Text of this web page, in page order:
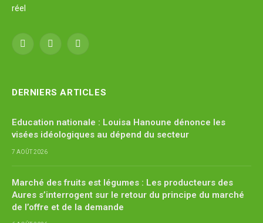
réel
Facebook
X
YouTube
DERNIERS ARTICLES
Education nationale : Louisa Hanoune dénonce les
visées idéologiques au dépend du secteur
7 AOÛT 2026
Marché des fruits est légumes : Les producteurs des
Aures s’interrogent sur le retour du principe du marché
de l’offre et de la demande